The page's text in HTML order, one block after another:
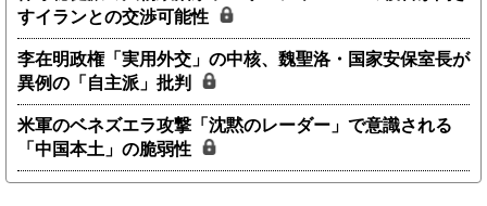
すイランとの交渉可能性
李在明政権「実用外交」の中核、魏聖洛・国家安保室長が
異例の「自主派」批判
米軍のベネズエラ攻撃「沈黙のレーダー」で意識される
「中国本土」の脆弱性